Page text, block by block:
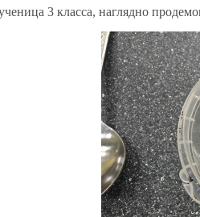
3 класса, наглядно